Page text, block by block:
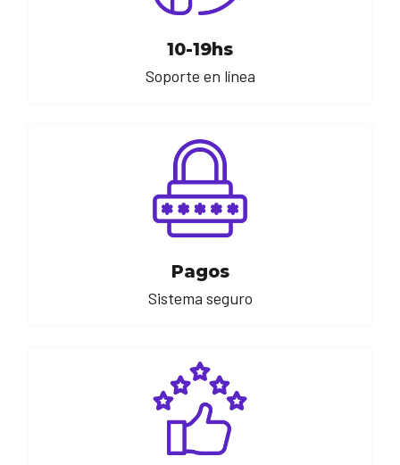
10-19hs
Soporte en línea
Pagos
Sistema seguro